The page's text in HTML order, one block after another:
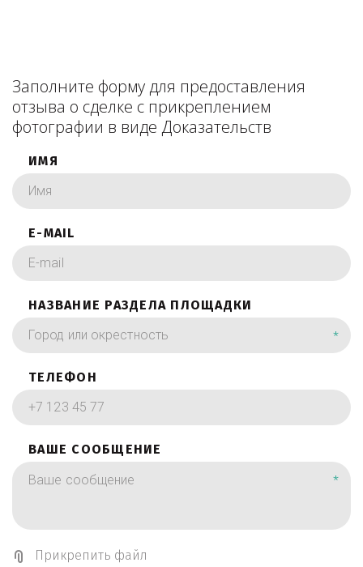
Заполните форму для предоставления
отзыва о сделке с прикреплением
фотографии в виде Доказательств
ИМЯ
E-MAIL
НАЗВАНИЕ РАЗДЕЛА ПЛОЩАДКИ
*
ТЕЛЕФОН
ВАШЕ СООБЩЕНИЕ
*
Прикрепить файл